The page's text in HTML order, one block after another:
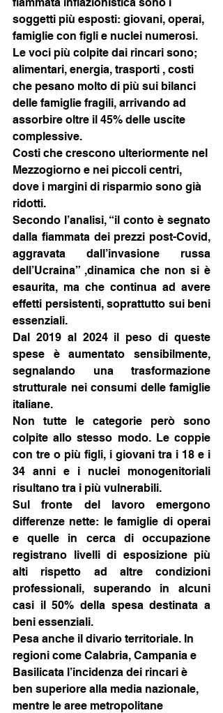
soggetti più esposti: giovani, operai,
famiglie con figli e nuclei numerosi.
Le voci più colpite dai rincari sono;
alimentari, energia, trasporti , costi
che pesano molto di più sui bilanci
delle famiglie fragili, arrivando ad
assorbire oltre il 45% delle uscite
complessive.
Costi che crescono ulteriormente nel
Mezzogiorno e nei piccoli centri,
dove i margini di risparmio sono già
ridotti.
Secondo l’analisi, “il conto è segnato
dalla fiammata dei prezzi post-Covid,
aggravata dall’invasione russa
dell’Ucraina” ,dinamica che non si è
esaurita, ma che continua ad avere
effetti persistenti, soprattutto sui beni
essenziali.
Dal 2019 al 2024 il peso di queste
spese è aumentato sensibilmente,
segnalando una trasformazione
strutturale nei consumi delle famiglie
italiane.
Non tutte le categorie però sono
colpite allo stesso modo. Le coppie
con tre o più figli, i giovani tra i 18 e i
34 anni e i nuclei monogenitoriali
risultano tra i più vulnerabili.
Sul fronte del lavoro emergono
differenze nette: le famiglie di operai
e quelle in cerca di occupazione
registrano livelli di esposizione più
alti rispetto ad altre condizioni
professionali, superando in alcuni
casi il 50% della spesa destinata a
beni essenziali.
Pesa anche il divario territoriale. In
regioni come Calabria, Campania e
Basilicata l’incidenza dei rincari è
ben superiore alla media nazionale,
mentre le aree metropolitane